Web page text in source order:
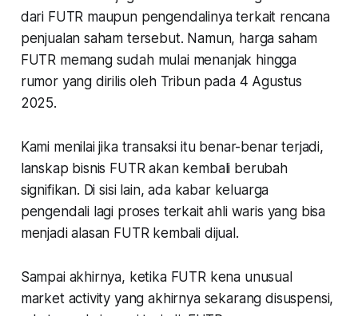
dari FUTR maupun pengendalinya terkait rencana
penjualan saham tersebut. Namun, harga saham
FUTR memang sudah mulai menanjak hingga
rumor yang dirilis oleh Tribun pada 4 Agustus
2025.
Kami menilai jika transaksi itu benar-benar terjadi,
lanskap bisnis FUTR akan kembali berubah
signifikan. Di sisi lain, ada kabar keluarga
pengendali lagi proses terkait ahli waris yang bisa
menjadi alasan FUTR kembali dijual.
Sampai akhirnya, ketika FUTR kena unusual
market activity yang akhirnya sekarang disuspensi,